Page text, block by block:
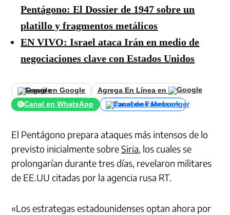
Pentágono: El Dossier de 1947 sobre un
platillo y fragmentos metálicos
EN VIVO: Israel ataca Irán en medio de
negociaciones clave con Estados Unidos
Seguir en Google
Agrega En Línea en
Canal en WhatsApp
Canal de Facebook
El Pentágono prepara ataques más intensos de lo
previsto inicialmente sobreSiria, los cuales se
prolongarían durante tres días, revelaron militares
de EE.UU citadas por la agencia rusa RT.
«Los estrategas estadounidenses optan ahora por